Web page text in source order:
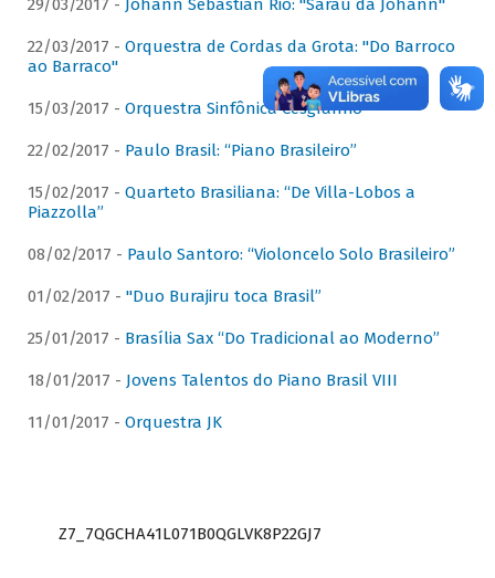
29/03/2017 - Johann Sebastian Rio: "Sarau da Johann"
22/03/2017 - Orquestra de Cordas da Grota: "Do Barroco
ao Barraco"
15/03/2017 - Orquestra Sinfônica Cesgranrio
22/02/2017 - Paulo Brasil: “Piano Brasileiro”
15/02/2017 - Quarteto Brasiliana: “De Villa-Lobos a
Piazzolla”
08/02/2017 - Paulo Santoro: “Violoncelo Solo Brasileiro”
01/02/2017 - "Duo Burajiru toca Brasil”
25/01/2017 - Brasília Sax “Do Tradicional ao Moderno”
18/01/2017 - Jovens Talentos do Piano Brasil VIII
11/01/2017 - Orquestra JK
Z7_7QGCHA41L071B0QGLVK8P22GJ7